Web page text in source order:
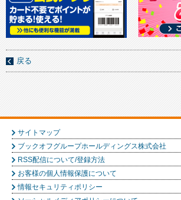
戻る
サイトマップ
ブックオフグループホールディングス株式会社
RSS配信について/登録方法
お客様の個人情報保護について
情報セキュリティポリシー